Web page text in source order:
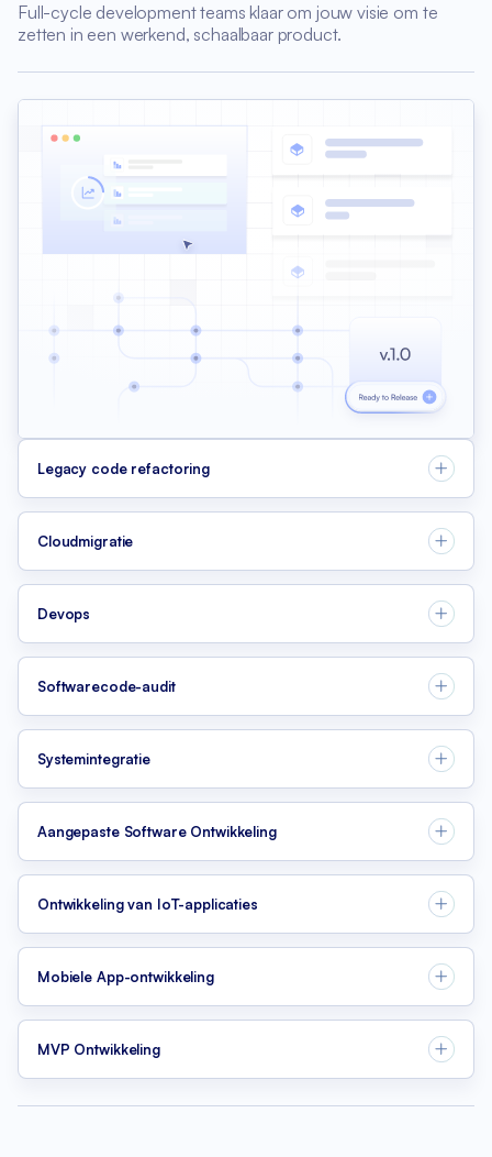
Full-cycle development teams klaar om jouw visie om te
zetten in een werkend, schaalbaar product.
Legacy code refactoring
Cloudmigratie
Devops
Softwarecode-audit
Systemintegratie
Aangepaste Software Ontwikkeling
Ontwikkeling van IoT-applicaties
Mobiele App-ontwikkeling
MVP Ontwikkeling